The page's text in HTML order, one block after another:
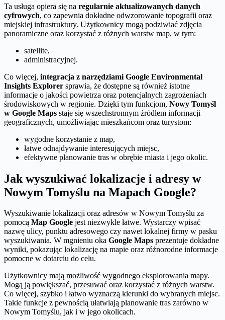
Ta usługa opiera się na regularnie aktualizowanych danych
cyfrowych, co zapewnia dokładne odwzorowanie topografii oraz
miejskiej infrastruktury. Użytkownicy mogą podziwiać zdjęcia
panoramiczne oraz korzystać z różnych warstw map, w tym:
satellite,
administracyjnej.
Co więcej, integracja z narzędziami Google Environmental
Insights Explorer sprawia, że dostępne są również istotne
informacje o jakości powietrza oraz potencjalnych zagrożeniach
środowiskowych w regionie. Dzięki tym funkcjom, Nowy Tomyśl
w Google Maps staje się wszechstronnym źródłem informacji
geograficznych, umożliwiając mieszkańcom oraz turystom:
wygodne korzystanie z map,
łatwe odnajdywanie interesujących miejsc,
efektywne planowanie tras w obrębie miasta i jego okolic.
Jak wyszukiwać lokalizacje i adresy w
Nowym Tomyślu na Mapach Google?
Wyszukiwanie lokalizacji oraz adresów w Nowym Tomyślu za
pomocą Map Google jest niezwykle łatwe. Wystarczy wpisać
nazwę ulicy, punktu adresowego czy nawet lokalnej firmy w pasku
wyszukiwania. W mgnieniu oka Google Maps prezentuje dokładne
wyniki, pokazując lokalizację na mapie oraz różnorodne informacje
pomocne w dotarciu do celu.
Użytkownicy mają możliwość wygodnego eksplorowania mapy.
Mogą ją powiększać, przesuwać oraz korzystać z różnych warstw.
Co więcej, szybko i łatwo wyznaczą kierunki do wybranych miejsc.
Takie funkcje z pewnością ułatwiają planowanie tras zarówno w
Nowym Tomyślu, jak i w jego okolicach.